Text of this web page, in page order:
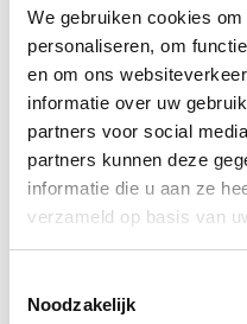
We gebruiken cookies
personaliseren, om
en om ons
informatie over uw
partners voor social
partners kunnen deze
informatie die u aan ze
verzameld op basis van
Noodzakelijk